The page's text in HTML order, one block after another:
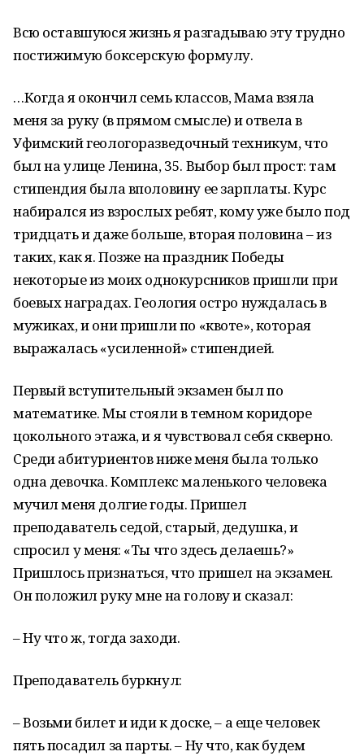
Всю оставшуюся жизнь я разгадываю эту трудно
постижимую боксерскую формулу.
…Когда я окончил семь классов, Мама взяла
меня за руку (в прямом смысле) и отвела в
Уфимский геологоразведочный техникум, что
был на улице Ленина, 35. Выбор был прост: там
стипендия была вполовину ее зарплаты. Курс
набирался из взрослых ребят, кому уже было под
тридцать и даже больше, вторая половина – из
таких, как я. Позже на праздник Победы
некоторые из моих однокурсников пришли при
боевых наградах. Геология остро нуждалась в
мужиках, и они пришли по «квоте», которая
выражалась «усиленной» стипендией.
Первый вступительный экзамен был по
математике. Мы стояли в темном коридоре
цокольного этажа, и я чувствовал себя скверно.
Среди абитуриентов ниже меня была только
одна девочка. Комплекс маленького человека
мучил меня долгие годы. Пришел
преподаватель седой, старый, дедушка, и
спросил у меня: «Ты что здесь делаешь?»
Пришлось признаться, что пришел на экзамен.
Он положил руку мне на голову и сказал:
– Ну что ж, тогда заходи.
Преподаватель буркнул:
– Возьми билет и иди к доске, – а еще человек
пять посадил за парты. – Ну что, как будем